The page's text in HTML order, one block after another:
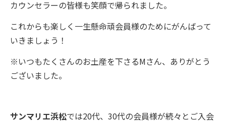
カウンセラーの皆様も笑顔で帰られました。
これからも楽しく一生懸命頑会員様のためにがんばって
いきましょう！
※いつもたくさんのお土産を下さるMさん、ありがとう
ございました。
サンマリエ浜松では20代、30代の会員様が続々とご入会